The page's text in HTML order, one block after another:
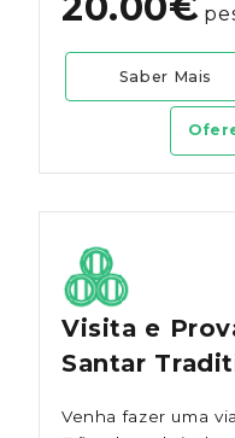
Saber Mais
Visita e
Santar
Venha fazer uma